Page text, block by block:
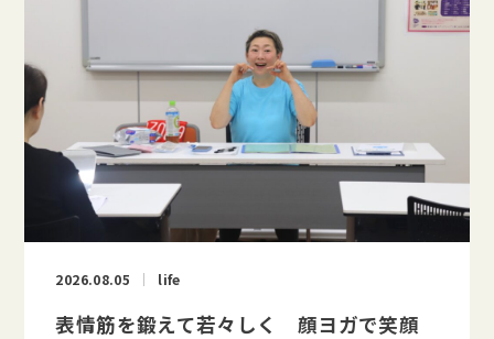
2026.08.05 life
表情筋を鍛えて若々しく 顔ヨガで笑顔